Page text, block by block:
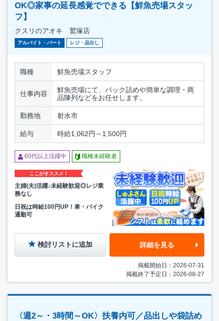
OK◎家事の延長感覚でできる【鮮魚売場スタッ
フ】
クスリのアオキ 鷲塚店
アルバイト・パート レジ・品出し
職種 鮮魚売場スタッフ
仕事内容
鮮魚売場にて、パック詰めや簡単な調理・商
品陳列などをお任せします。
勤務地 射水市
給与 時給1,062円～1,500円
60代以上活躍中 職種未経験者
ここがオススメ！
主婦(夫)活躍♪未経験歓迎◎レジ業
務なし
日祝は時給100円UP！車・バイク
通勤可
検討リストに追加 詳細を見る
掲載開始日：2026-07-31
掲載終了予定日：2026-08-27
〈週2～・3時間～OK〉扶養内可／品出しや袋詰め